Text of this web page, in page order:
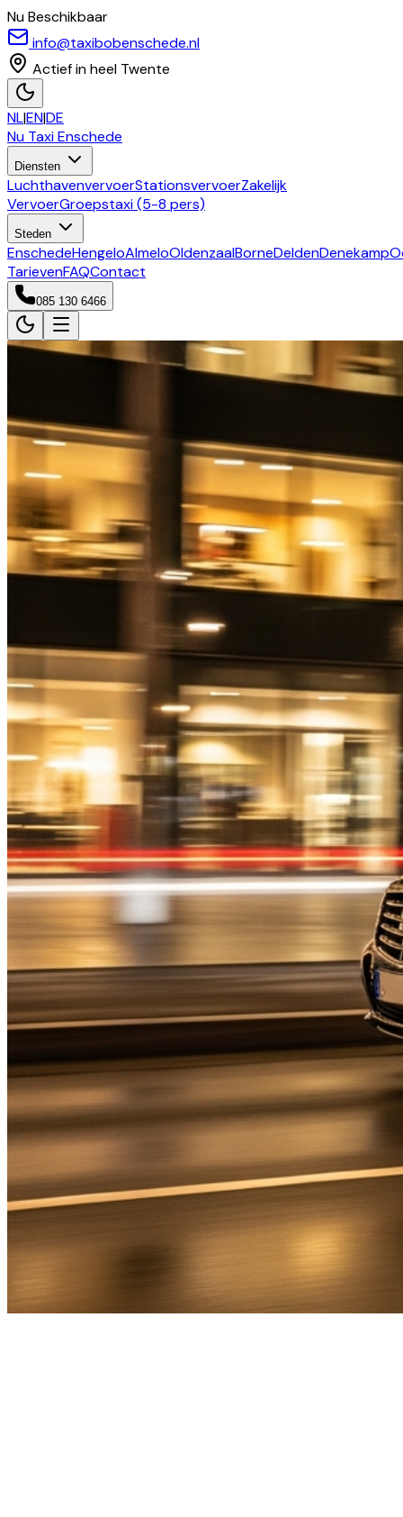
Nu Beschikbaar
info@taxibobenschede.nl
Actief in heel Twente
NL|EN|DE
Nu TaxiEnschede
Diensten
LuchthavenvervoerStationsvervoerZakelijk
VervoerGroepstaxi (5-8 pers)
Steden
EnschedeHengeloAlmeloOldenzaalBorneDeldenDenekamp
TarievenFAQContact
085 130 6466